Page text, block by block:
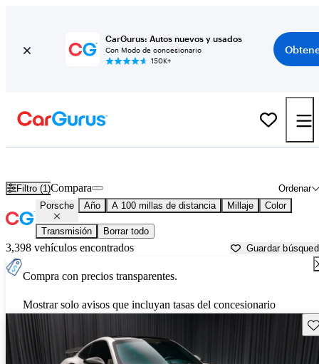
CarGurus: Autos nuevos y usados
Con Modo de concesionario
150K+
Filtro (1) Ordenar
Compara
Porsche Año A 100 millas de distancia Millaje Color
Transmisión Borrar todo
3,398 vehículos encontrados Guardar
Compra con precios transparentes.
Mostrar solo avisos que incluyan tasas del concesionario